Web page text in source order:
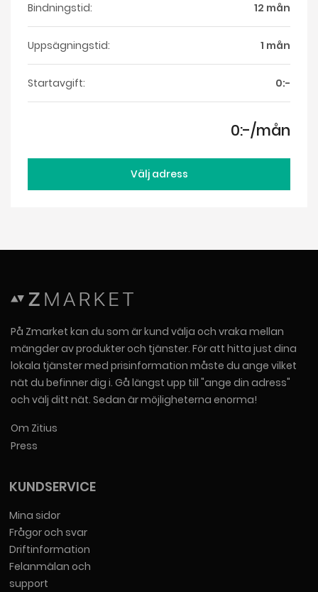
Bindningstid: 12 mån
Uppsägningstid: 1 mån
Startavgift: 0:-
0:-/mån
Välj adress
På Zmarket kan du som är kund välja och vraka mellan
mängder av produkter och tjänster. För att hitta just dina
lokala tjänster med prisinformation måste du ange vilket
nät du befinner dig i. Gå längst upp till "ange din adress"
och välj ditt nät. Sedan är möjligheterna enorma!
Om Zitius
Press
KUNDSERVICE
Mina sidor
Frågor och svar
Driftinformation
Felanmälan och
support